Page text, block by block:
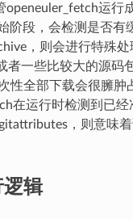
运行
阶段，会检测是否有
，则会进行特殊
者一些比较大的源码
性全部下载会很臃
在运行时检测到已
，则意味
辑